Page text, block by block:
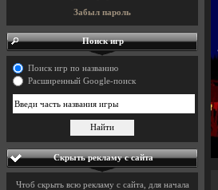
Забыл пароль
Поиск игр
Поиск игр по названию
Расширенный Google-поиск
Скрыть рекламу с сайта
Чтоб скрыть всю рекламу с сайта, для начала